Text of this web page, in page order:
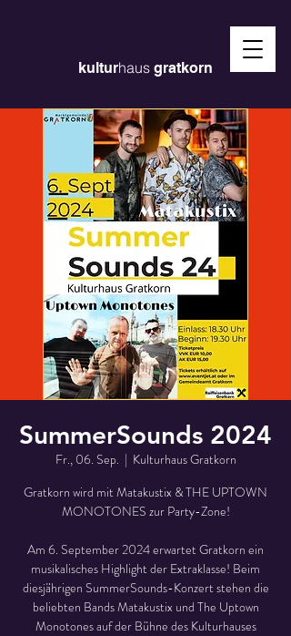
kulturhaus gratkorn
SummerSounds 2024
Fr., 06. Sep.
  |
Kulturhaus Gratkorn
Gratkorn wird mit Matakustix & THE UPTOWN
MONOTONES zur Party-Zone!
Am 6. September 2024 erwartet Gratkorn ein
musikalisches Highlight der Extraklasse! Beim
diesjährigen SummerSounds-Konzert stehen die
beliebten Bands Matakustix und The Uptown
Monotones auf der Bühne des Kulturhauses